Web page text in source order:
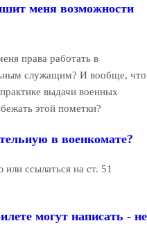
меня возможности
права работать в
служащим? И вообще, что
выдачи военных
этой пометки?
в военкомате?
ссылаться на ст. 51
могут написать - не